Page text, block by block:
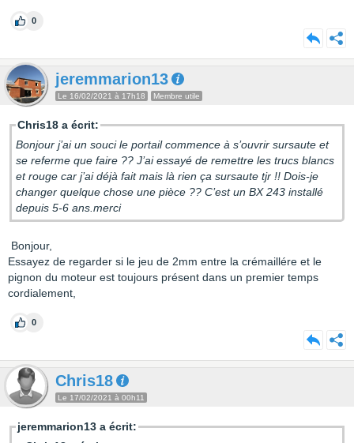
0
jeremmarion13
Le 16/02/2021 à 17h18 Membre utile
Chris18 a écrit:
Bonjour j’ai un souci le portail commence à s’ouvrir sursaute et
se referme que faire ?? J’ai essayé de remettre les trucs blancs
et rouge car j’ai déjà fait mais là rien ça sursaute tjr !! Dois-je
changer quelque chose une pièce ?? C’est un BX 243 installé
depuis 5-6 ans.merci
Bonjour,
Essayez de regarder si le jeu de 2mm entre la crémaillére et le
pignon du moteur est toujours présent dans un premier temps
cordialement,
0
Chris18
Le 17/02/2021 à 00h11
jeremmarion13 a écrit: